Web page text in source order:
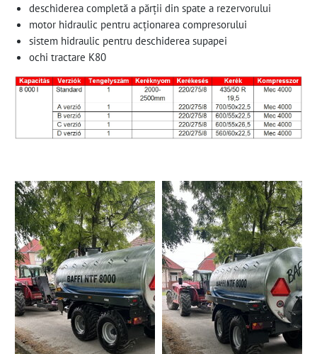
deschiderea completă a părții din spate a rezervorului
motor hidraulic pentru acționarea compresorului
sistem hidraulic pentru deschiderea supapei
ochi tractare K80